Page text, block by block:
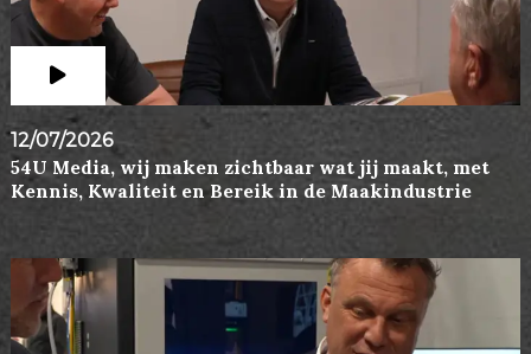
12/07/2026
54U Media, wij maken zichtbaar wat jij maakt, met
Kennis, Kwaliteit en Bereik in de Maakindustrie